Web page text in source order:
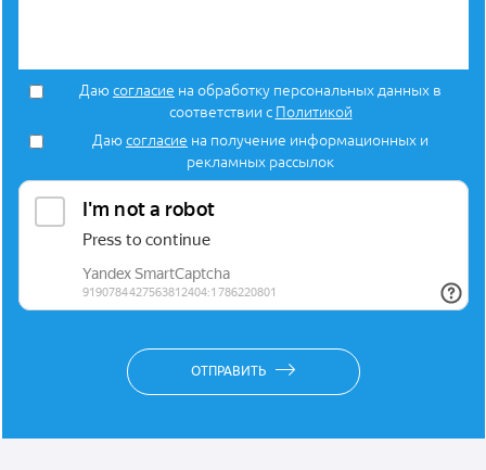
Даюсогласие на обработку персональных данных в
соответствии с Политикой
Даюсогласие на получение информационных и
рекламных рассылок
ОТПРАВИТЬ